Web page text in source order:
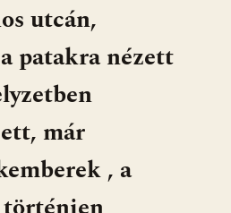
utcán,
patakra nézett
már
, a